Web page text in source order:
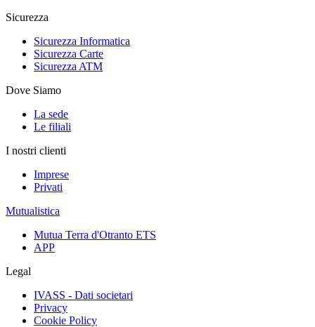
Sicurezza
Sicurezza Informatica
Sicurezza Carte
Sicurezza ATM
Dove Siamo
La sede
Le filiali
I nostri clienti
Imprese
Privati
Mutualistica
Mutua Terra d'Otranto ETS
APP
Legal
IVASS - Dati societari
Privacy
Cookie Policy